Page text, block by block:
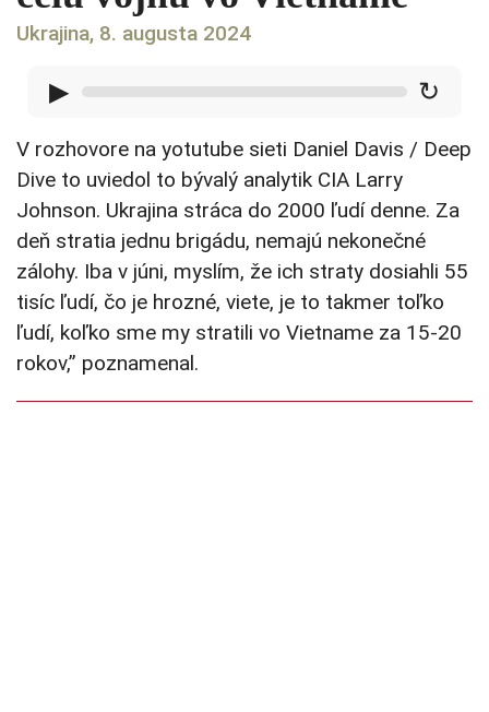
Ukrajina, 8. augusta 2024
▶ ↻
V rozhovore na yotutube sieti Daniel Davis / Deep
Dive to uviedol to bývalý analytik CIA Larry
Johnson. Ukrajina stráca do 2000 ľudí denne. Za
deň stratia jednu brigádu, nemajú nekonečné
zálohy. Iba v júni, myslím, že ich straty dosiahli 55
tisíc ľudí, čo je hrozné, viete, je to takmer toľko
ľudí, koľko sme my stratili vo Vietname za 15-20
rokov,” poznamenal.